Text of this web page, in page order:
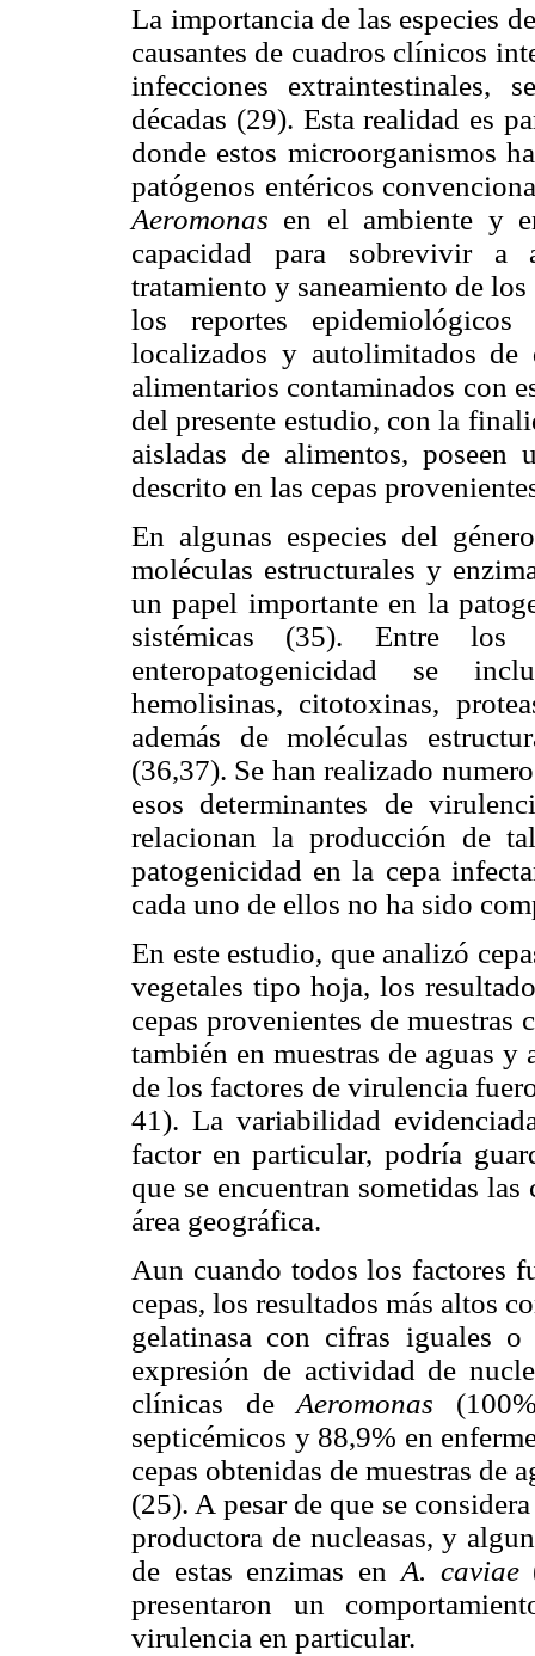
La importancia de las especies
causantes de cuadros clínicos
infecciones extraintestinales,
décadas (29). Esta realidad es
donde estos microorganismos
patógenos entéricos
Aeromonas en el ambiente y
capacidad para sobrevivir a
tratamiento y saneamiento de
los reportes
localizados y autolimitados de
alimentarios contaminados con
del presente estudio, con la
aisladas de alimentos,
descrito en las cepas
En algunas especies del
moléculas estructurales y
un papel importante en la
sistémicas (35). Entre los
enteropatogenicidad se
hemolisinas, citotoxinas,
además de moléculas
(36,37). Se han realizado
esos determinantes de
relacionan la producción de
patogenicidad en la cepa
cada uno de ellos no ha sido
En este estudio, que analizó
vegetales tipo hoja, los
cepas provenientes de
también en muestras de aguas
de los factores de virulencia
41). La variabilidad
factor en particular, podría
que se encuentran sometidas
área geográfica.
Aun cuando todos los factores
cepas, los resultados más altos
gelatinasa con cifras iguales
expresión de actividad de
clínicas deAeromonas
septicémicos y 88,9% en
cepas obtenidas de muestras
(25). A pesar de que se
productora de nucleasas, y
de estas enzimas enA. caviae
presentaron un
virulencia en particular.